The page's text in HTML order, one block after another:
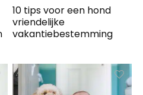
10 tips voor een hond
vriendelijke
vakantiebestemming